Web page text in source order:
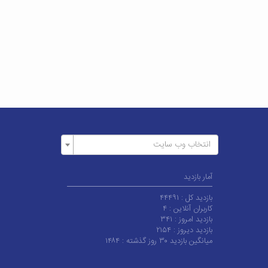
انتخاب وب سایت
آمار بازدید
بازدید کل : ۴۴۴۹۱
کاربران آنلاین : ۴
بازدید امروز : ۳۴۱
بازدید دیروز : ۲۱۵۴
میانگین بازدید ۳۰ روز گذشته :
۱۴۸۴